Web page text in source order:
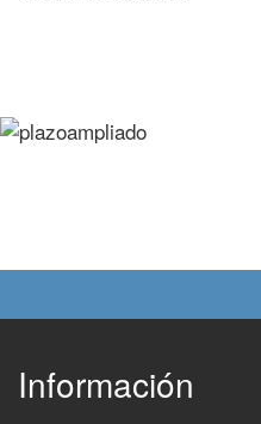
Información